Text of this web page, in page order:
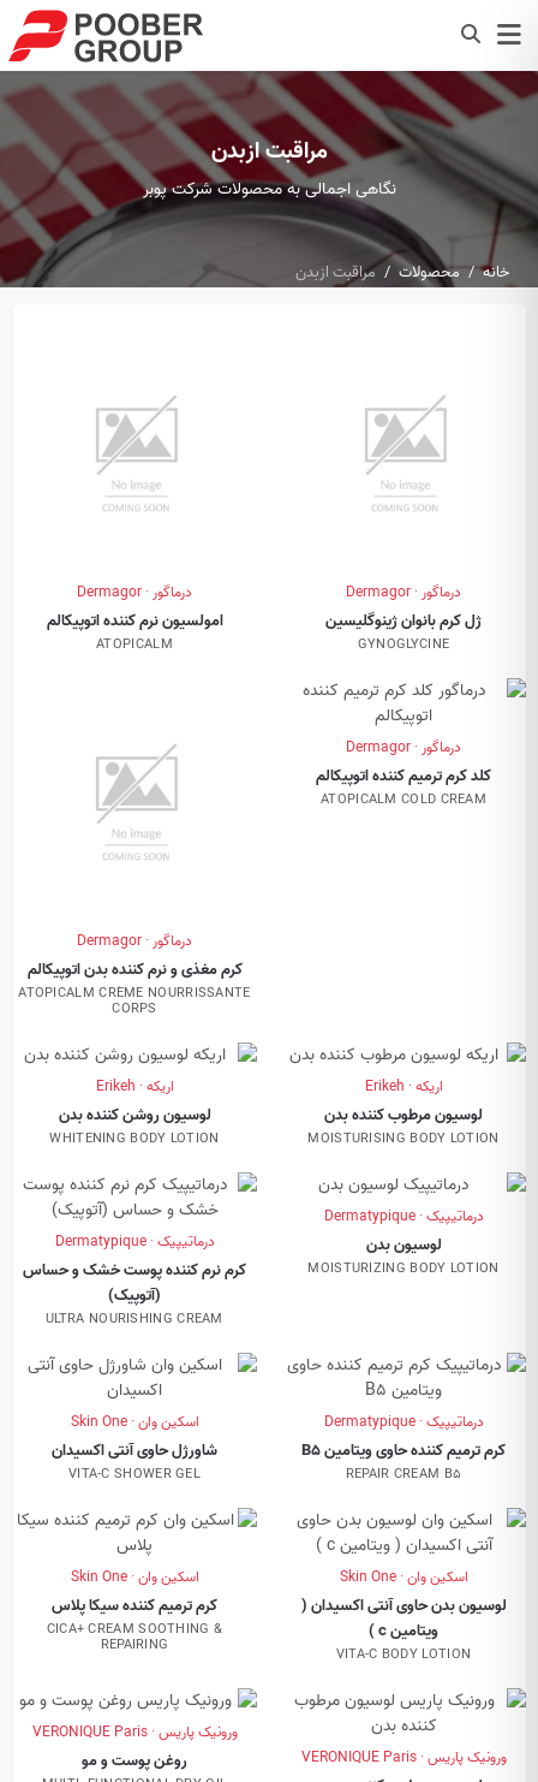
مراقبت ازبدن
نگاهی اجمالی به محصولات شرکت پوبر
خانه محصولات مراقبت ازبدن
درماگور · Dermagor
ژل کرم بانوان ژینوگلیسین
GYNOGLYCINE
درماگور · Dermagor
امولسیون نرم کننده اتوپیکالم
ATOPICALM
درماگور · Dermagor
کلد کرم ترمیم کننده اتوپیکالم
ATOPICALM COLD CREAM
درماگور · Dermagor
کرم مغذی و نرم کننده بدن اتوپیکالم
ATOPICALM CRÈME NOURRISSANTE
CORPS
اریکه · Erikeh
لوسیون مرطوب کننده بدن
MOISTURISING BODY LOTION
اریکه · Erikeh
لوسیون روشن کننده بدن
WHITENING BODY LOTION
درماتیپیک · Dermatypique
لوسیون بدن
MOISTURIZING BODY LOTION
درماتیپیک · Dermatypique
کرم نرم کننده پوست خشک و حساس
(آتوپیک)
ULTRA NOURISHING CREAM
درماتیپیک · Dermatypique
کرم ترمیم کننده حاوی ویتامین B5
REPAIR CREAM B5
اسکین وان · Skin One
شاورژل حاوی آنتی اکسیدان
VITA-C SHOWER GEL
اسکین وان · Skin One
لوسیون بدن حاوی آنتی اکسیدان (
ویتامین c )
VITA-C BODY LOTION
اسکین وان · Skin One
کرم ترمیم کننده سیکا پلاس
CICA+ CREAM SOOTHING &
REPAIRING
ورونیک پاریس · VERONIQUE Paris
ورونیک پاریس · VERONIQUE Paris
روغن پوست و مو